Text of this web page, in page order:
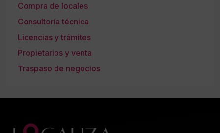
Compra de locales
Consultoría técnica
Licencias y trámites
Propietarios y venta
Traspaso de negocios